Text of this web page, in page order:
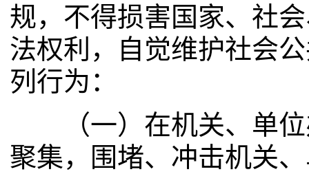
规，不得损害国家、社
法权利，自觉维护社会
列行为：
（一）在机关、单位
聚集，围堵、冲击机关